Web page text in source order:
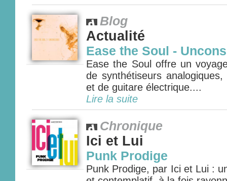
Blog
Actualité
Ease the Soul -
Ease the Soul offre un
de synthétiseurs
et de guitare électrique....
Lire la suite
Chronique
Ici et Lui
Punk Prodige
Punk Prodige, par Ici et Lui :